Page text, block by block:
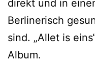
direkt und in
Berlinerisch
sind. „Allet is
Album.